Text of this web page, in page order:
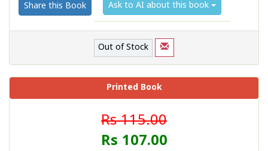
Share this Book Ask to AI about this book
Out of Stock
Printed Book
Rs 115.00
Rs 107.00